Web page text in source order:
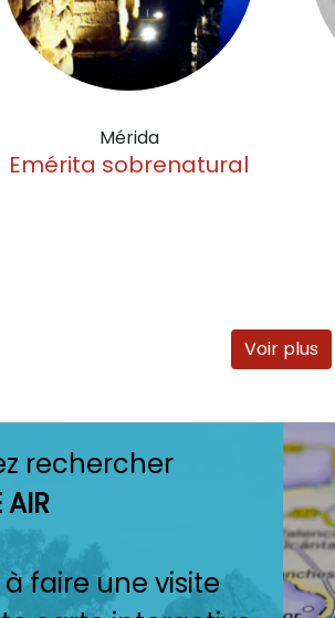
Mérida
Emérita sobrenatural
Voir plus
rechercher
AIR
faire une visite